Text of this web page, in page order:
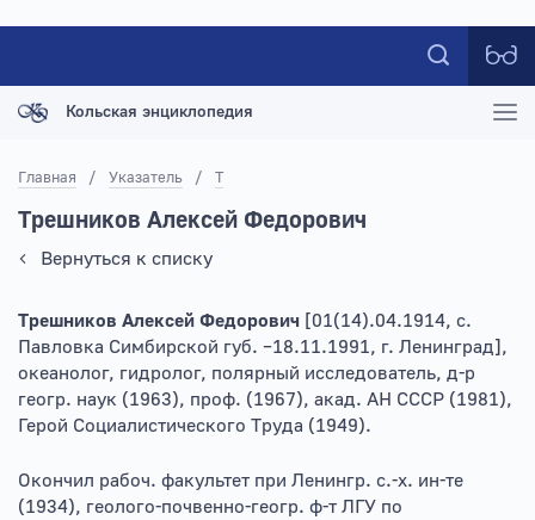
Кольская энциклопедия
Главная / Указатель / Т
Трешников Алексей Федорович
Вернуться к списку
Трешников Алексей Федорович [01(14).04.1914, с.
Павловка Симбирской губ. –18.11.1991, г. Ленинград],
океанолог, гидролог, полярный исследователь, д-р
геогр. наук (1963), проф. (1967), акад. АН СССР (1981),
Герой Социалистического Труда (1949).
Окончил рабоч. факультет при Ленингр. с.-х. ин-те
(1934), геолого-почвенно-геогр. ф-т ЛГУ по